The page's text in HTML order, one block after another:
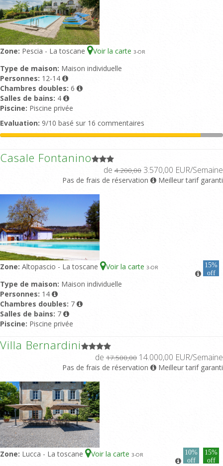
Zone: Pescia - La toscane Voir la carte 3-OR
Type de maison: Maison individuelle
Personnes: 12-14
Chambres doubles: 6
Salles de bains: 4
Piscine: Piscine privée
Evaluation: 9/10 basé sur 16 commentaires
Casale Fontanino
de 4.200,00 3.570,00 EUR/Semaine
Pas de frais de réservation Meilleur tarif garanti
Zone: Altopascio - La toscane Voir la carte 3-OR
15%
off
Type de maison: Maison individuelle
Personnes: 14
Chambres doubles: 7
Salles de bains: 7
Piscine: Piscine privée
Villa Bernardini
de 17.500,00 14.000,00 EUR/Semaine
Pas de frais de réservation Meilleur tarif garanti
Zone: Lucca - La toscane Voir la carte 3-OR
10%
off
15%
off